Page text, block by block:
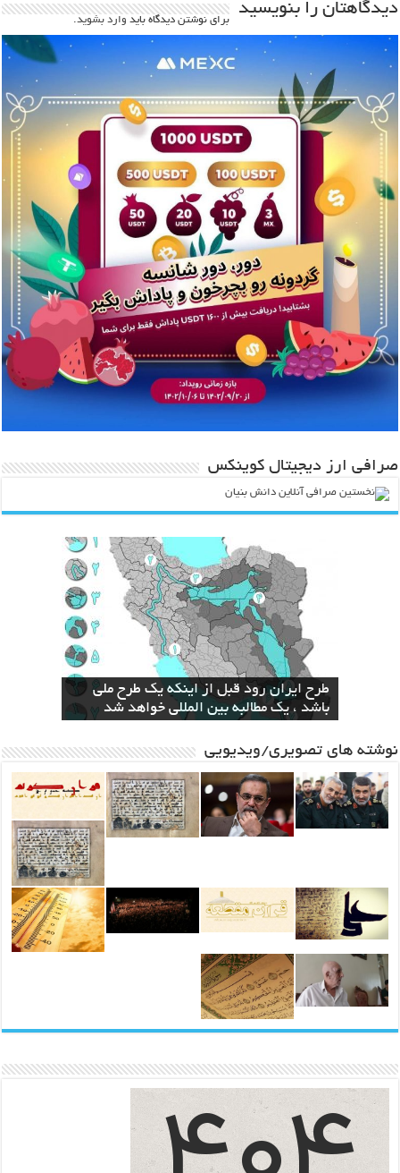
دیدگاهتان را بنویسید
برای نوشتن دیدگاه باید وارد بشوید.
صرافی ارز دیجیتال کوینکس
سال‌ها بلاتکلیفی مالکان اراضی شاهنامه ۳۵
مشهد
باند قدرتمند مافیایی پشت صحنه کوهخواری
در مشهد
انقلاب در صنعت و کشاورزی با ارائه لیزر
سطحی
طرح ایران رود قبل از اینکه یک طرح ملی
باشد ، یک مطالبه بین المللی خواهد شد
الزام دولت به ساخت نیروگاه اختصاصی برای
استخراج بیت کوین
نوشته های تصویری/ویدیویی